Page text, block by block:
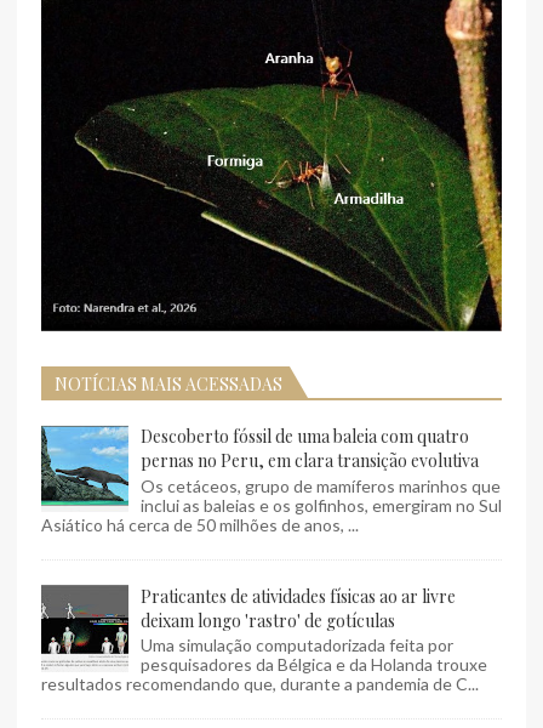
NOTÍCIAS MAIS ACESSADAS
Descoberto fóssil de uma baleia com quatro
pernas no Peru, em clara transição evolutiva
Os cetáceos, grupo de mamíferos marinhos que
inclui as baleias e os golfinhos, emergiram no Sul
Asiático há cerca de 50 milhões de anos, ...
Praticantes de atividades físicas ao ar livre
deixam longo 'rastro' de gotículas
Uma simulação computadorizada feita por
pesquisadores da Bélgica e da Holanda trouxe
resultados recomendando que, durante a pandemia de C...